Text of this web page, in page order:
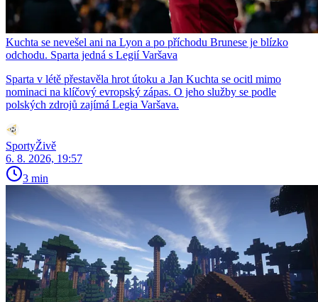
Kuchta se nevešel ani na Lyon a po příchodu Brunese je blízko
odchodu. Sparta jedná s Legií Varšava
Sparta v létě přestavěla hrot útoku a Jan Kuchta se ocitl mimo
nominaci na klíčový evropský zápas. O jeho služby se podle
polských zdrojů zajímá Legia Varšava.
SportyŽivě
6. 8. 2026, 19:57
3 min